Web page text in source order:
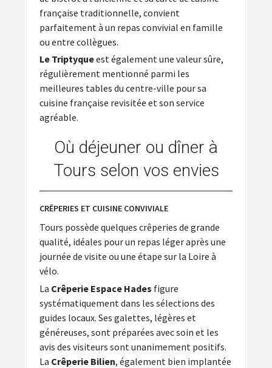
française traditionnelle, convient
parfaitement à un repas convivial en famille
ou entre collègues.
Le Triptyqueest également une valeur sûre,
régulièrement mentionné parmi les
meilleures tables du centre-ville pour sa
cuisine française revisitée et son service
agréable.
Où déjeuner ou dîner à
Tours selon vos envies
CRÊPERIES ET CUISINE CONVIVIALE
Tours possède quelques crêperies de grande
qualité, idéales pour un repas léger après une
journée de visite ou une étape sur la Loire à
vélo.
La Crêperie Espace Hades figure
systématiquement dans les sélections des
guides locaux. Ses galettes, légères et
généreuses, sont préparées avec soin et les
avis des visiteurs sont unanimement positifs.
La Crêperie Bilien, également bien implantée